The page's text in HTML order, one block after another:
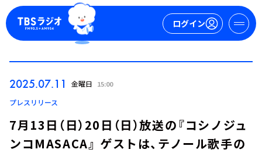
ログイン
2025.07.11 金曜日 15:00
プレスリリース
7月13日（日）20日（日）放送の『コシノジュ
ンコMASACA』 ゲストは、テノール歌手の